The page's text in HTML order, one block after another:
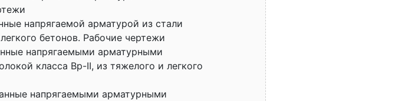
напрягаемой арматурой из стали
бетонов. Рабочие чертежи
напрягаемыми арматурными
класса Вр-II, из тяжелого и легкого
напрягаемыми арматурными